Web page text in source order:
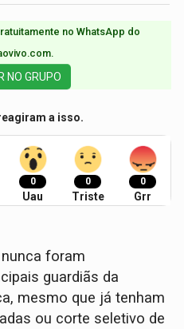
no WhatsApp do
NO GRUPO
a isso.
0
Uau
0
Triste
0
Grr
foram
guardiãs da
mesmo que já tenham
ou corte seletivo de